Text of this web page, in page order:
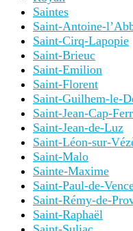
Saintes
Saint-Antoine-
Saint-Cirq-Lapopie
Saint-Brieuc
Saint-Emilion
Saint-Florent
Saint-Guilhem-le-
Saint-Jean-Cap-
Saint-Jean-de-Luz
Saint-Léon-sur-
Saint-Malo
Sainte-Maxime
Saint-Paul-de-
Saint-Rémy-de-
Saint-Raphaël